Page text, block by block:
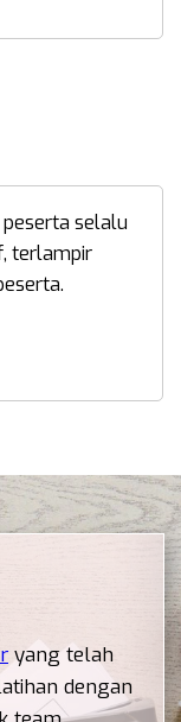
selalu
terlampir
yang telah
dengan